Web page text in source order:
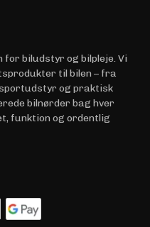
for biludstyr og bilpleje. Vi
til bilen – fra
og praktisk
bilnørder bag hver
funktion og ordentlig